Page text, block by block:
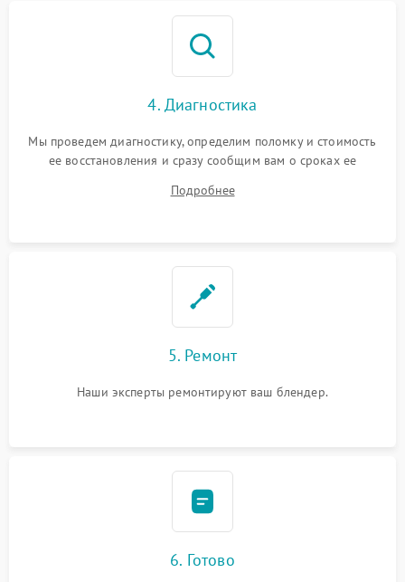
4. Диагностика
Мы проведем диагностику, определим поломку и стоимость
ее восстановления и сразу сообщим вам о сроках ее
Подробнее
5. Ремонт
Наши эксперты ремонтируют ваш блендер.
6. Готово